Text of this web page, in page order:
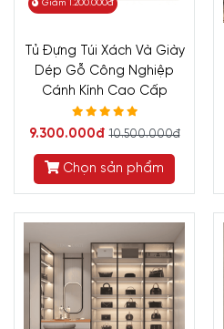
Giảm 1.200.000đ
Tủ Đựng Túi Xách Và Giày
Dép Gỗ Công Nghiệp
Cánh Kính Cao Cấp
9.300.000đ 10.500.000đ
Chọn sản phẩm